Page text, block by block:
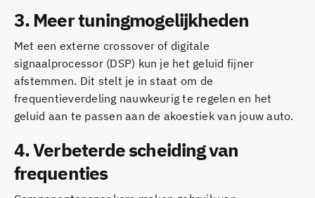
3. Meer tuningmogelijkheden
Met een externe crossover of digitale
signaalprocessor (DSP) kun je het geluid fijner
afstemmen. Dit stelt je in staat om de
frequentieverdeling nauwkeurig te regelen en het
geluid aan te passen aan de akoestiek van jouw auto.
4.Verbeterde scheiding van
frequenties